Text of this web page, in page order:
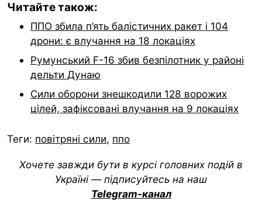
Читайте також:
ППО збила п’ять балістичних ракет і 104
дрони: є влучання на 18 локаціях
Румунський F-16 збив безпілотник у районі
дельти Дунаю
Сили оборони знешкодили 128 ворожих
цілей, зафіксовані влучання на 9 локаціях
Теги: повітряні сили, ппо
Хочете завжди бути в курсі головних подій в
Україні — підписуйтесь на наш
Telegram-канал